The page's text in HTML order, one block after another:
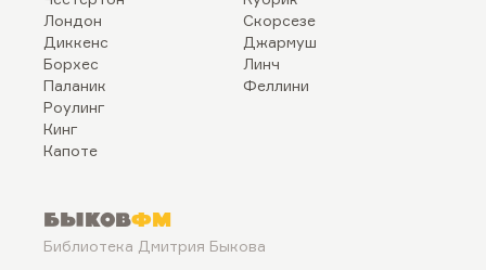
Лондон
Диккенс
Борхес
Паланик
Роулинг
Кинг
Капоте
Скорсезе
Джармуш
Линч
Феллини
БыковФМ
Библиотека Дмитрия Быкова